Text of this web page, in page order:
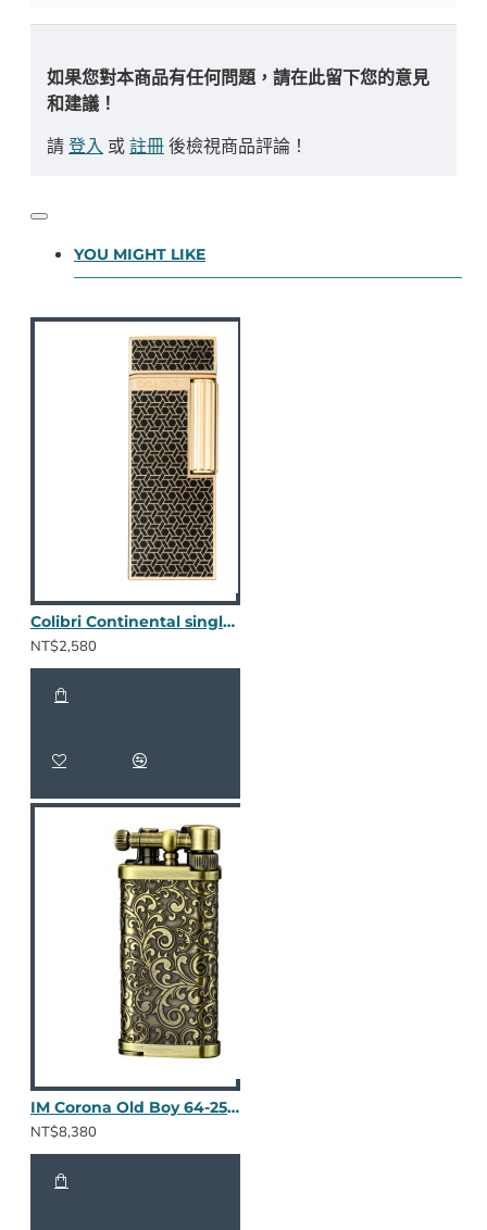
如果您對本商品有任何問題，請在此留下您的意見
和建議！
請登入 或註冊後檢視商品評論！
YOU MIGHT LIKE
Colibri Continental single soft flame lighter (金箔紋樣)
NT$2,580
IM Corona Old Boy 64-2525
NT$8,380